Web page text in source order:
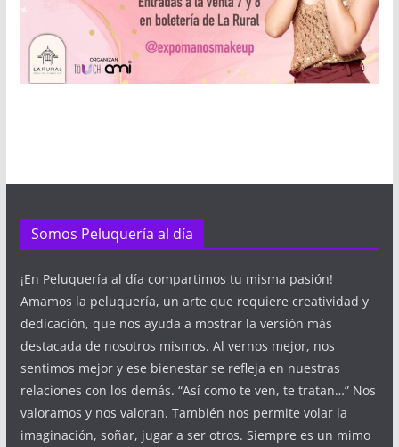
Somos Peluquería al día
¡En Peluquería al día compartimos tu misma pasión!
Amamos la peluquería, un arte que requiere creatividad y
dedicación, que nos ayuda a mostrar la versión más
destacada de nosotros mismos. Al vernos mejor, nos
sentimos mejor y ese bienestar se refleja en nuestras
relaciones con los demás. “Así como te ven, te tratan…” Nos
valoramos y nos valoran. También nos permite volar la
imaginación, soñar, jugar a ser otros. Siempre es un mimo